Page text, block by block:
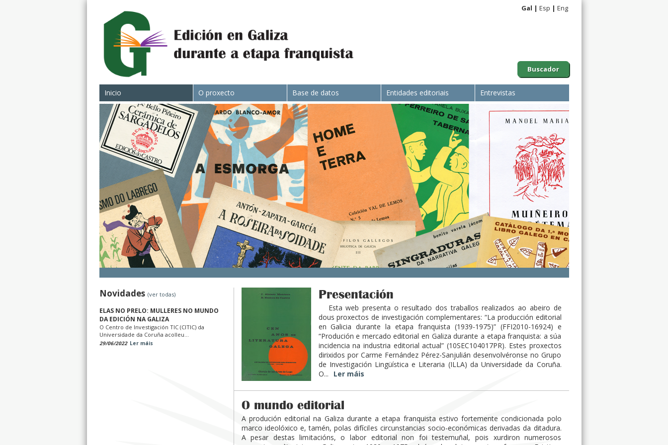
Buscador
Gal Esp Eng
Inicio O proxecto Base de datos Entidades editoriais Entrevistas
Novidades (ver todas)
ELAS NO PRELO: MULLERES NO MUNDO
DA EDICIÓN NA GALIZA
O Centro de Investigación TIC (CITIC) da
Universidade da Coruña acolleu...
29/06/2022 Ler máis
Presentación
Esta web presenta o resultado dos traballos realizados ao abeiro de
dous proxectos de investigación complementares: “La producción editorial
en Galicia durante la etapa franquista (1939-1975)” (FFI2010-16924) e
“Produción e mercado editorial en Galiza durante a etapa franquista: a súa
incidencia na industria editorial actual” (10SEC104017PR). Estes proxectos
dirixidos por Carme Fernández Pérez-Sanjulián desenvolvéronse no Grupo
de Investigación Lingüística e Literaria (ILLA) da Universidade da Coruña.
O...
Ler máis
O mundo editorial
A produción editorial na Galiza durante a etapa franquista estivo fortemente condicionada polo
marco ideolóxico e, tamén, polas difíciles circunstancias socio-económicas derivadas da ditadura.
A pesar destas limitacións, o labor editorial non foi testemuñal, pois xurdiron numerosos